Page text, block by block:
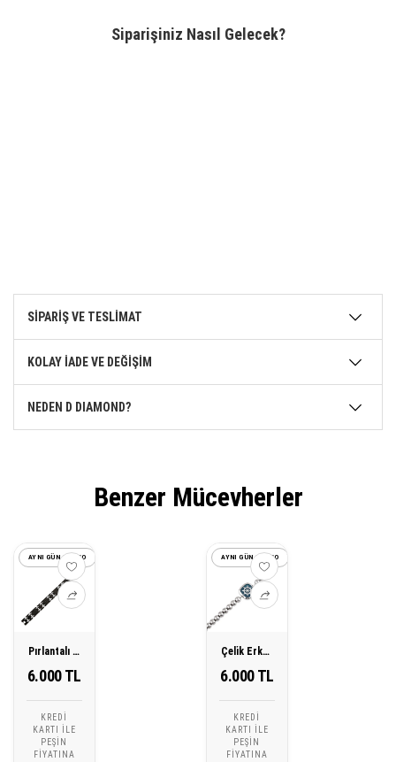
Siparişiniz Nasıl Gelecek?
SİPARİŞ VE TESLİMAT
KOLAY İADE VE DEĞİŞİM
NEDEN D DIAMOND?
Benzer Mücevherler
AYNI GÜN KARGO
Pırlantalı Çelik Erkek Bileklik
6.000 TL
KREDI
KARTI ILE
PEŞIN
FIYATINA
AYNI GÜN KARGO
Çelik Erkek Bileklik
6.000 TL
KREDI
KARTI ILE
PEŞIN
FIYATINA